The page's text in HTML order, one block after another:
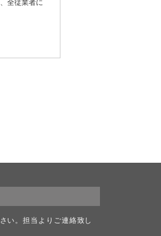
い。担当よりご連絡致し